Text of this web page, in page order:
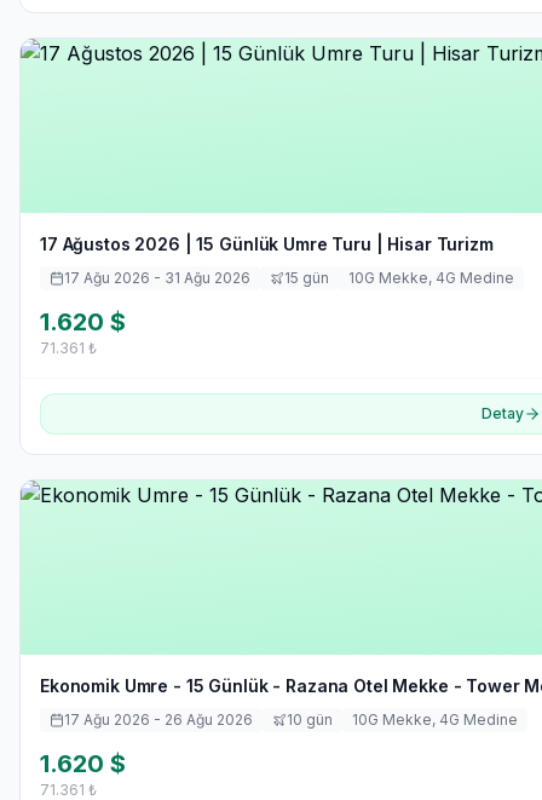
17 Ağustos 2026 | 15 Günlük Umre Turu | Hisar Turizm
17 Ağu 2026 - 31 Ağu 2026 15 gün 10G Mekke, 4G Medine
1.620 $
71.361 ₺
Detay
Ekonomik Umre - 15 Günlük - Razana Otel Mekke - Tower
17 Ağu 2026 - 26 Ağu 2026 10 gün 10G Mekke, 4G Medine
1.620 $
71.361 ₺